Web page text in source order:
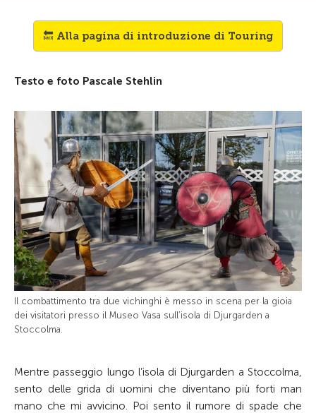
🔙 Alla pagina di introduzione di Touring
Testo e foto Pascale Stehlin
Il combattimento tra due vichinghi è messo in scena per la gioia
dei visitatori presso il Museo Vasa sull’isola di Djurgarden a
Stoccolma.
Mentre passeggio lungo l’isola di Djurgarden a Stoccolma,
sento delle grida di uomini che diventano più forti man
mano che mi avvicino. Poi sento il rumore di spade che